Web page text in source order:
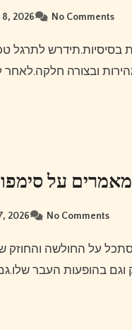
2026 No Comments
מאמרים על
2026 No Comments